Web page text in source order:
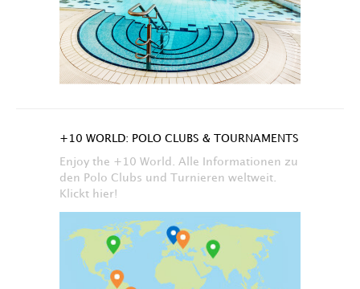
+10 WORLD: POLO CLUBS & TOURNAMENTS
Enjoy the +10 World. Alle Informationen zu
den Polo Clubs und Turnieren weltweit.
Klickt hier!